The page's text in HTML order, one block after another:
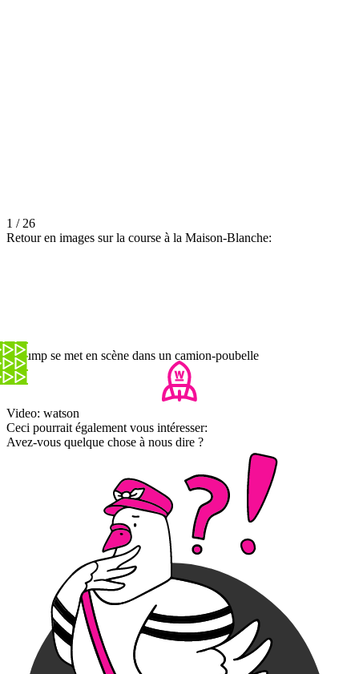
1 / 26
Retour en images sur la course à la Maison-Blanche:
- Trump se met en scène dans un camion-poubelle
Video: watson
Ceci pourrait également vous intéresser:
Avez-vous quelque chose à nous dire ?